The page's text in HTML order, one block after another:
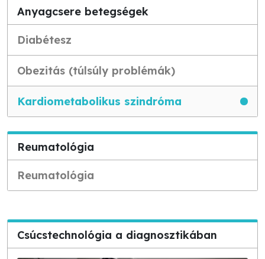
Anyagcsere betegségek
Diabétesz
Obezitás (túlsúly problémák)
Kardiometabolikus szindróma
Reumatológia
Reumatológia
Csúcstechnológia a diagnosztikában